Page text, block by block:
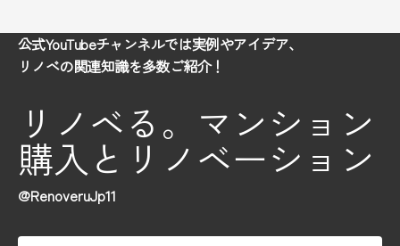
公式YouTubeチャンネルでは実例やアイデア、
リノベの関連知識を多数ご紹介！
リノベる。マンション
購入とリノベーション
@RenoveruJp11